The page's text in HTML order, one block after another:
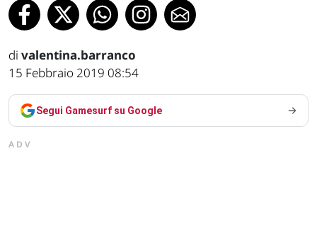
di valentina.barranco
15 Febbraio 2019 08:54
Segui Gamesurf su Google
ADV